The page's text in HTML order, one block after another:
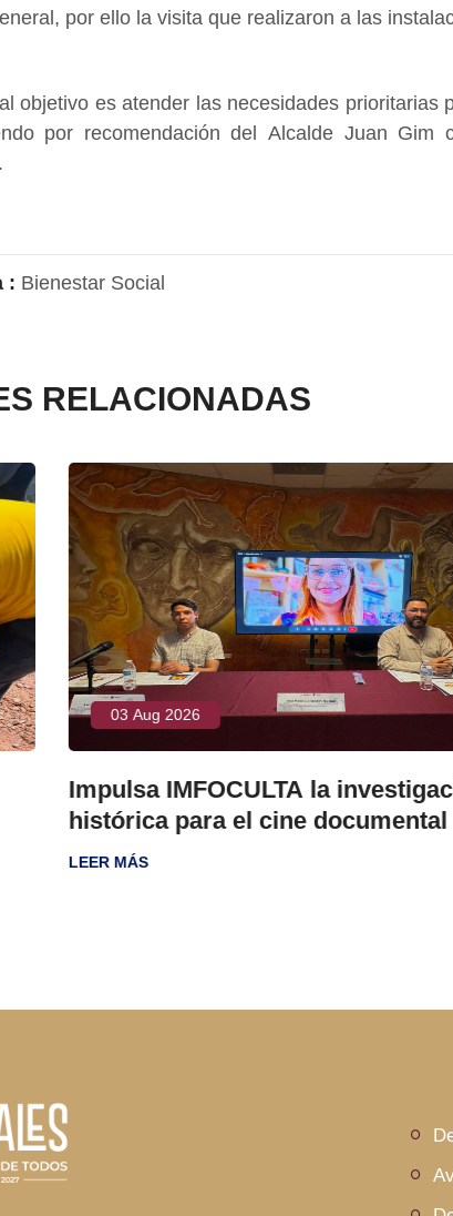
por ello la visita que realizaron a las
objetivo es atender las necesidades
por recomendación del Alcalde Juan Gim
: Bienestar Social
RELACIONADAS
la investigación
el cine documental
31 Jul
LEER MÁS